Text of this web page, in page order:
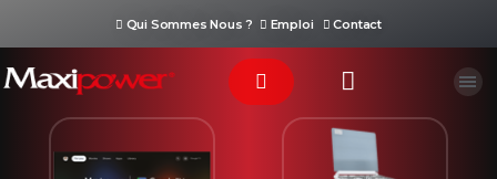
Qui Sommes Nous ? Emploi Contact